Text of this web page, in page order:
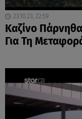
23.10.23, 22:59
Καζίνο
Για Τη